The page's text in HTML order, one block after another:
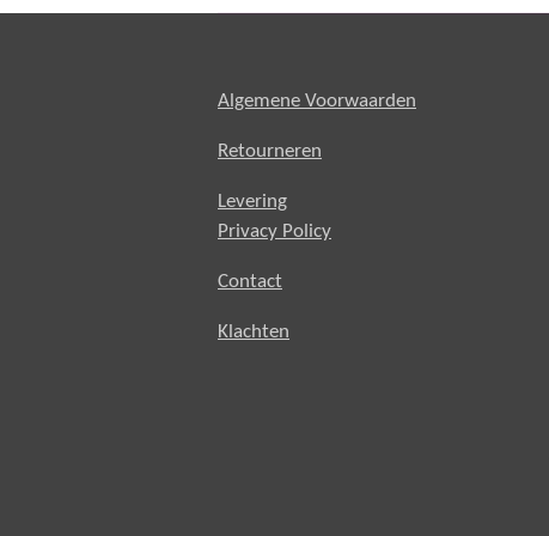
Algemene Voorwaarden
Retourneren
Levering
Privacy Policy
Contact
Klachten